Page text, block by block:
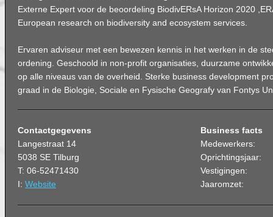
Externe Expert voor de beoordeling BiodivERsA Horizon 2020
European research on biodiversity and ecosystem services.
Ervaren adviseur met een bewezen kennis in het werken in de
ordening. Geschoold in non-profit organisaties, duurzame
op alle niveaus van de overheid. Sterke business development
graad in de Biologie, Sociale en Fysische Geografy van Fontys
Contactgegevens
Langestraat 14
5038 SE Tilburg
T: 06-52471430
I: Website
Business facts
Medewerkers:
Oprichtingsjaar:
Vestigingen:
Jaaromzet: